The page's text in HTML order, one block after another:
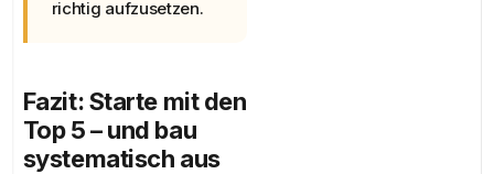
richtig aufzusetzen.
Fazit: Starte mit den
Top 5 – und bau
systematisch aus